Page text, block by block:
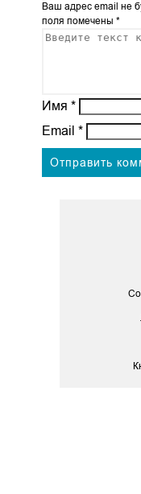
Ваш адрес email не
поля помечены *
Имя *
Email *